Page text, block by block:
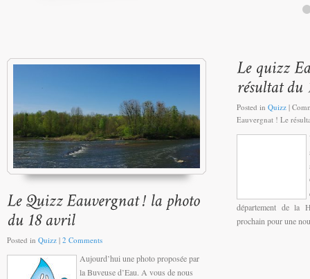
Posted in Quizz | 2 Comments
Aujourd’hui une photo proposée par
la Buveuse d’Eau. A vous de nous
Posted in Quizz |
Eauvergnat ! Le
département de la
prochain pour une